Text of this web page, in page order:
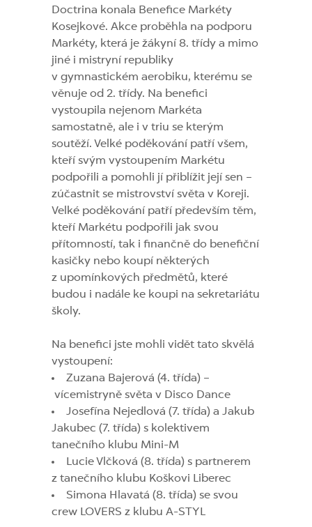
Doctrina konala Benefice Markéty
Kosejkové. Akce proběhla na podporu
Markéty, která je žákyní 8. třídy a mimo
jiné i mistryní republiky
v gymnastickém aerobiku, kterému se
věnuje od 2. třídy. Na benefici
vystoupila nejenom Markéta
samostatně, ale i v triu se kterým
soutěží. Velké poděkování patří všem,
kteří svým vystoupením Markétu
podpořili a pomohli jí přiblížit její sen –
zúčastnit se mistrovství světa v Koreji.
Velké poděkování patří především těm,
kteří Markétu podpořili jak svou
přítomností, tak i finančně do benefiční
kasičky nebo koupí některých
z upomínkových předmětů, které
budou i nadále ke koupi na sekretariátu
školy.
Na benefici jste mohli vidět tato skvělá
vystoupení:
Zuzana Bajerová (4. třída) –
vícemistryně světa v Disco Dance
Josefína Nejedlová (7. třída) a Jakub
Jakubec (7. třída) s kolektivem
tanečního klubu Mini-M
Lucie Vlčková (8. třída) s partnerem
z tanečního klubu Koškovi Liberec
Simona Hlavatá (8. třída) se svou
crew LOVERS z klubu A-STYL